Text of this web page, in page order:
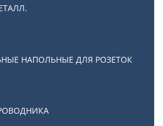
НАПОЛЬНЫЕ ДЛЯ РОЗЕТОК